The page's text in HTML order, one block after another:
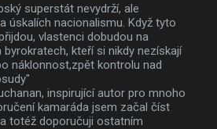
superstát nevydrží, ale
úskalích nacionalismu. Když tyto
vlastenci dobudou na
byrokratech, kteří si nikdy nezískají
náklonnost,zpět kontrolu nad
inspirující autor pro mnoho
kamaráda jsem začal číst
totéž doporučuji ostatním